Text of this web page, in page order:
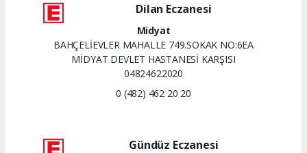
Dilan Eczanesi
Midyat
BAHÇELİEVLER MAHALLE 749.SOKAK NO:6EA
MİDYAT DEVLET HASTANESİ KARŞISI
04824622020
0 (482) 462 20 20
Gündüz Eczanesi